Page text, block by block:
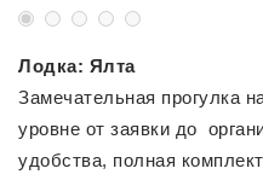
Лодка: Ялта
Замечательная прогулка
уровне от заявки до
удобства, полная